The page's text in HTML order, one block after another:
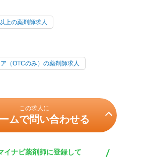
上の薬剤師求人
（OTCのみ）の薬剤師求人
この求人に
ムで問い合わせる
イナビ薬剤師に登録して